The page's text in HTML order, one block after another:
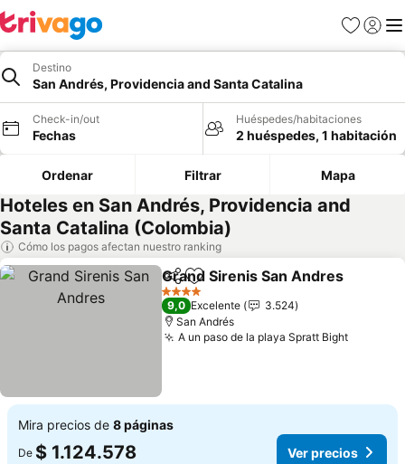
Favoritos
Iniciar
Destino
San Andrés, Providencia and Santa Catalina
Check-in/out
Fechas
Huéspedes/habitaciones
2 huéspedes, 1 habitación
Ordenar Filtrar Mapa
Hoteles en San Andrés, Providencia and
Santa Catalina (Colombia)
Cómo los pagos afectan nuestro ranking
CompartirAgregar a favoritos
Grand Sirenis San Andres
4 Estrellas
9,0 Excelente
3.524
San Andrés
A un paso de la playa Spratt BightVer
Mira precios de 8 páginas
De $ 1.124.578 Ver precios